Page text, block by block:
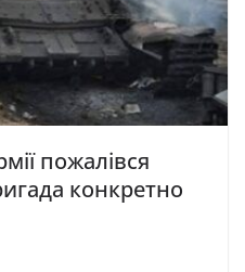
пожалівся
конкретно